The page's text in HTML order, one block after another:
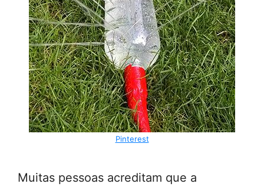
Pinterest
Muitas pessoas acreditam que a